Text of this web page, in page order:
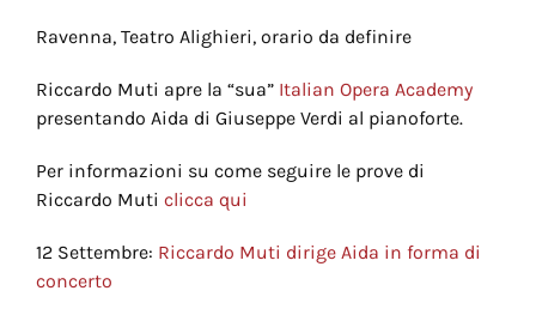
Ravenna, Teatro Alighieri, orario da definire
Riccardo Muti apre la “sua” Italian Opera Academy
presentando Aida di Giuseppe Verdi al pianoforte.
Per informazioni su come seguire le prove di
Riccardo Muti clicca qui
12 Settembre: Riccardo Muti dirige Aida in forma di
concerto